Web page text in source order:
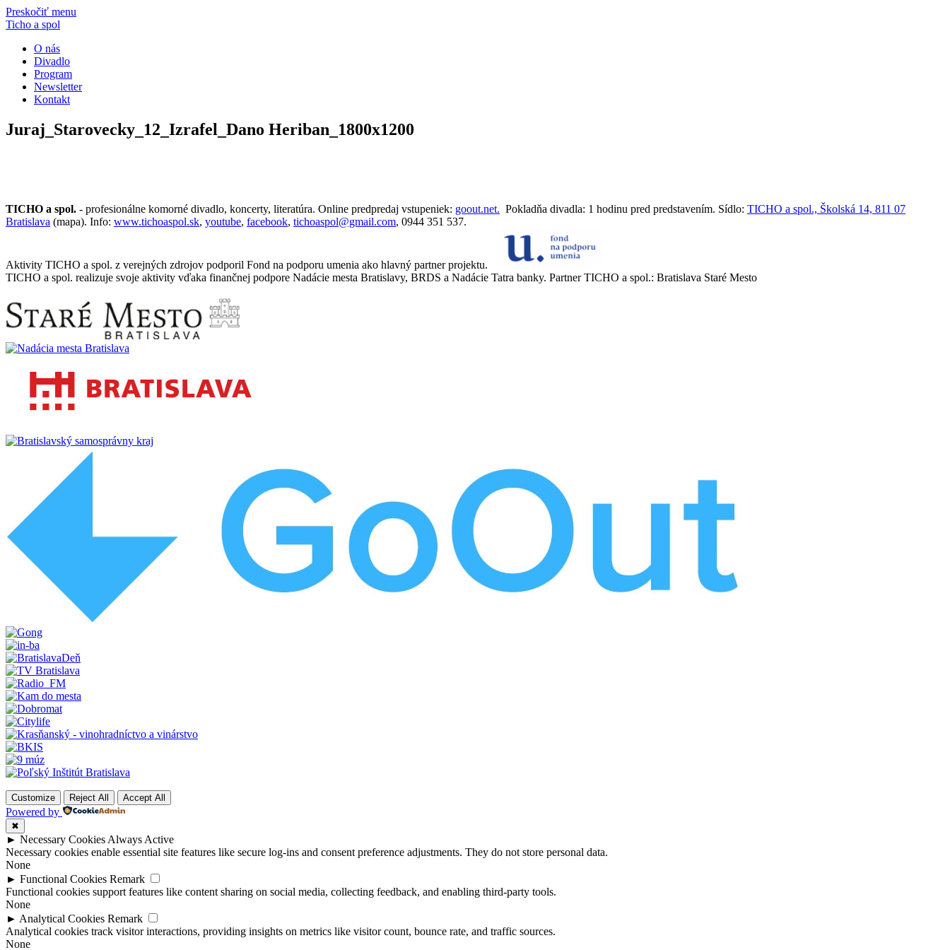
Preskočiť menu
Ticho a spol
O nás
Divadlo
Program
Newsletter
Kontakt
Juraj_Starovecky_12_Izrafel_Dano Heriban_1800x1200
TICHO a spol. - profesionálne komorné divadlo, koncerty, literatúra. Online predpredaj vstupeniek: goout.net. Pokladňa divadla: 1 hodinu pred predstavením. Sídlo: TICHO a spol., Školská 14, 811 07
Bratislava (mapa). Info: www.tichoaspol.sk, youtube, facebook, tichoaspol@gmail.com, 0944 351 537.
Aktivity TICHO a spol. z verejných zdrojov podporil Fond na podporu umenia ako hlavný partner projektu.
TICHO a spol. realizuje svoje aktivity vďaka finančnej podpore Nadácie mesta Bratislavy, BRDS a Nadácie Tatra banky. Partner TICHO a spol.: Bratislava Staré Mesto
Customize Reject All Accept All
Powered by
✖
► Necessary Cookies Always Active
Necessary cookies enable essential site features like secure log-ins and consent preference adjustments. They do not store personal data.
None
► Functional Cookies Remark
Functional cookies support features like content sharing on social media, collecting feedback, and enabling third-party tools.
None
► Analytical Cookies Remark
Analytical cookies track visitor interactions, providing insights on metrics like visitor count, bounce rate, and traffic sources.
None